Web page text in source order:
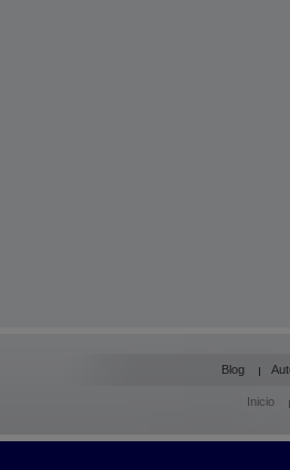
Blog
Inicio